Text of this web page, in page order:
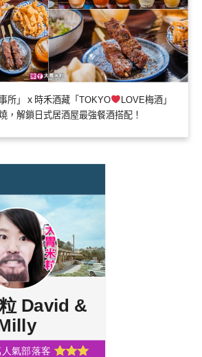
所」ｘ時禾酒藏「TOKYO
LOVE梅酒」
，解鎖日式居酒屋最強餐酒搭配！